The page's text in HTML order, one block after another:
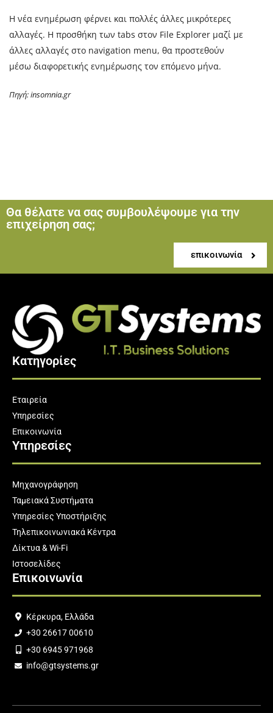
Η νέα ενημέρωση φέρνει και πολλές άλλες μικρότερες
αλλαγές. Η προσθήκη των tabs στον File Explorer μαζί με
άλλες αλλαγές στο navigation menu, θα προστεθούν
μέσω διαφορετικής ενημέρωσης τον επόμενο μήνα.
Πηγή: insomnia.gr
Θα θέλατε να σας συμβουλέψουμε για την
επιχείρηση σας;
επικοινωνία
Κατηγορίες
Εταιρεία
Υπηρεσίες
Επικοινωνία
Υπηρεσίες
Μηχανογράφηση
Ταμειακά Συστήματα
Υπηρεσίες Υποστήριξης
Τηλεπικοινωνιακά Κέντρα
Δίκτυα & Wi-Fi
Ιστοσελίδες
Επικοινωνία
Κέρκυρα, Ελλάδα
+30 26617 00610
+30 6945 971968
info@gtsystems.gr